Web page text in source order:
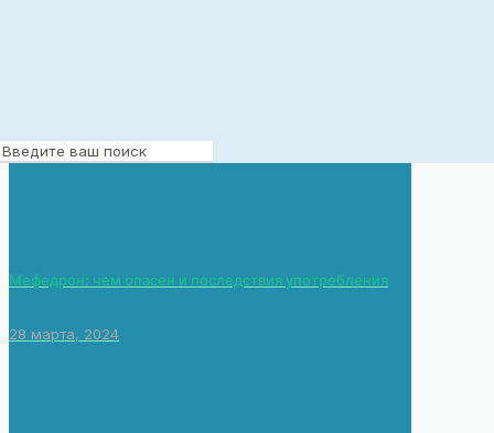
Мефедрон: чем опасен и последствия употребления
28 марта, 2024